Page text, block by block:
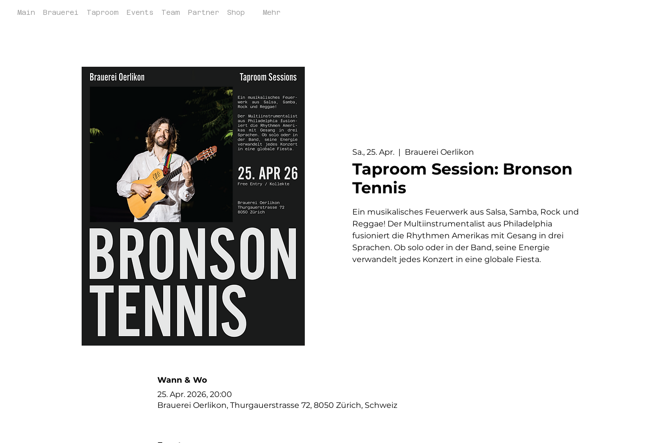
Main Brauerei Taproom Events Team Partner Shop Mehr
Sa., 25. Apr.
  |
Brauerei Oerlikon
Taproom Session: Bronson
Tennis
Ein musikalisches Feuerwerk aus Salsa, Samba, Rock und
Reggae! Der Multiinstrumentalist aus Philadelphia
fusioniert die Rhythmen Amerikas mit Gesang in drei
Sprachen. Ob solo oder in der Band, seine Energie
verwandelt jedes Konzert in eine globale Fiesta.
Wann & Wo
25. Apr. 2026, 20:00
Brauerei Oerlikon, Thurgauerstrasse 72, 8050 Zürich, Schweiz